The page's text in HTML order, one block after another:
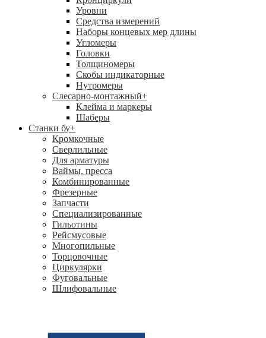
Уровни
Средства измерений
Наборы концевых мер длины
Угломеры
Головки
Толщиномеры
Скобы индикаторные
Нутромеры
Слесарно-монтажный+
Клейма и маркеры
Шаберы
Станки бу+
Кромкочные
Сверлильные
Для арматуры
Ваймы, пресса
Комбинированные
Фрезерные
Запчасти
Специализированные
Гильотины
Рейсмусовые
Многопильные
Торцовочные
Циркулярки
Фуговальные
Шлифовальные